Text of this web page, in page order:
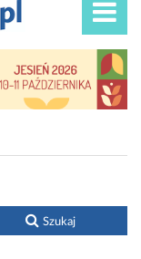
Szukaj